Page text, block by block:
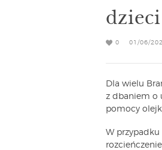
dzieci
0 01/06/
Dla wielu
z dbaniem o
pomocy
W